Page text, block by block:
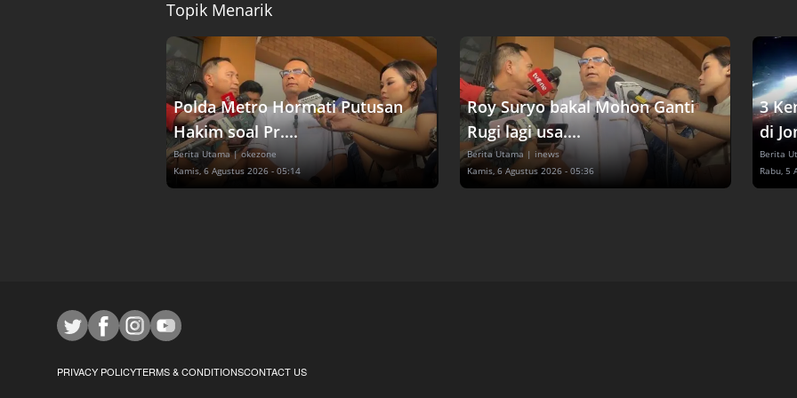
Topik Menarik
Polda Metro Hormati Putusan
Hakim soal Pr....
Berita Utama | okezone
Kamis, 6 Agustus 2026 - 05:14
Roy Suryo bakal Mohon Ganti
Rugi lagi usa....
Berita Utama | inews
Kamis, 6 Agustus 2026 - 05:36
3
di
Berita
Rabu, 5
PRIVACY POLICYTERMS & CONDITIONSCONTACT US